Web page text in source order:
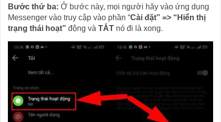
Bước thứ ba: Ở bước này, mọi người hãy vào ứng dụng
Messenger vào truy cập vào phần “Cài đặt” => “Hiển thị
trạng thái hoạt” động và TẮT nó đi là xong.